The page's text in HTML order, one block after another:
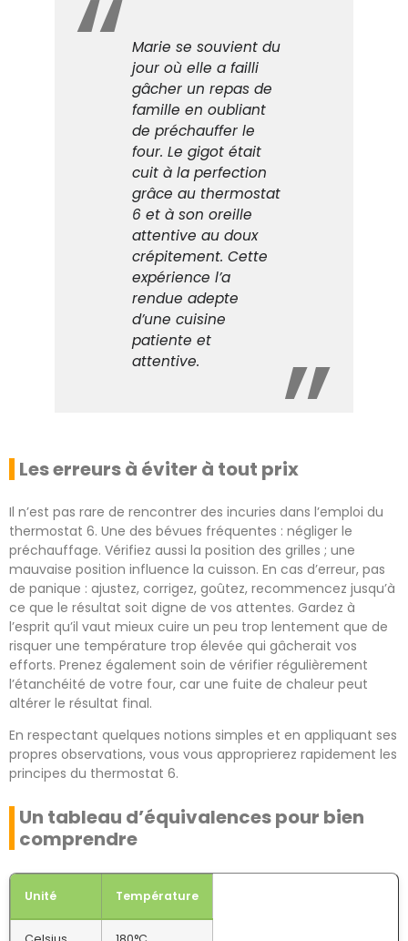
Marie se souvient du
jour où elle a failli
gâcher un repas de
famille en oubliant
de préchauffer le
four. Le gigot était
cuit à la perfection
grâce au thermostat
6 et à son oreille
attentive au doux
crépitement. Cette
expérience l’a
rendue adepte
d’une cuisine
patiente et
attentive.
Les erreurs à éviter à tout prix
Il n’est pas rare de rencontrer des incuries dans l’emploi du
thermostat 6. Une des bévues fréquentes : négliger le
préchauffage. Vérifiez aussi la position des grilles ; une
mauvaise position influence la cuisson. En cas d’erreur, pas
de panique : ajustez, corrigez, goûtez, recommencez jusqu’à
ce que le résultat soit digne de vos attentes. Gardez à
l’esprit qu’il vaut mieux cuire un peu trop lentement que de
risquer une température trop élevée qui gâcherait vos
efforts. Prenez également soin de vérifier régulièrement
l’étanchéité de votre four, car une fuite de chaleur peut
altérer le résultat final.
En respectant quelques notions simples et en appliquant ses
propres observations, vous vous approprierez rapidement les
principes du thermostat 6.
Un tableau d’équivalences pour bien
comprendre
Unité Température